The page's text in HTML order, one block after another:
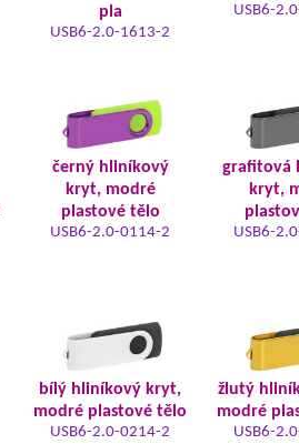
pla
USB6-2.0-1613-2
USB6-
černý hliníkový
kryt, modré
plastové tělo
USB6-2.0-0114-2
grafitová
kryt,
USB6-
bílý hliníkový kryt,
modré plastové tělo
USB6-2.0-0214-2
žlutý
modré
USB6-